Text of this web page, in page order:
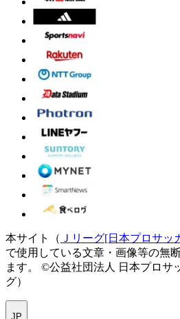
本サイト（ Ｊリーグ[日本プロサッ
で使用している文章・画像等の無
ます。
©公益社団法人 日本プロサ
グ）
JP